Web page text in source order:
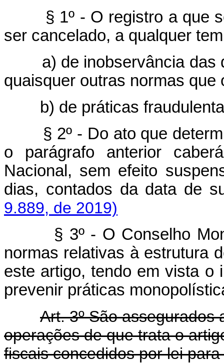
§ 1º - O registro a que se
ser cancelado, a qualquer
a) de inobservância das
quaisquer outras normas que
b) de práticas
§ 2º - Do ato que
o parágrafo anterior
Nacional, sem efeito
dias, contados da data
9.889, de 2019)
§ 3º - O Conselho
normas relativas à estrutura
este artigo, tendo em vista o
prevenir práticas
Art. 3º São assegurados
operações de que trata o
fiscais concedidos por lei